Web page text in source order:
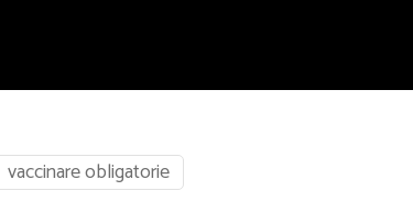
vaccinare obligatorie